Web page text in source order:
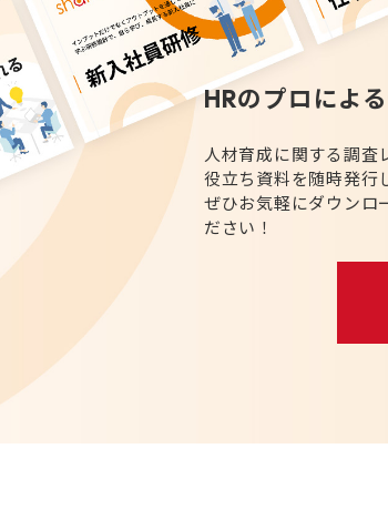
HRのプロによ
人材育成に関する調査
役立ち資料を随時発行
ぜひお気軽にダウンロ
ださい！